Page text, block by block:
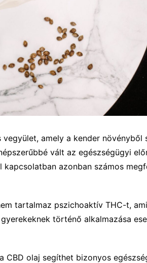
amely a kender növényből
vált az egészségügyi
kapcsolatban azonban számos
tartalmaz pszichoaktív THC-t,
történő alkalmazása
CBD olaj segíthet bizonyos